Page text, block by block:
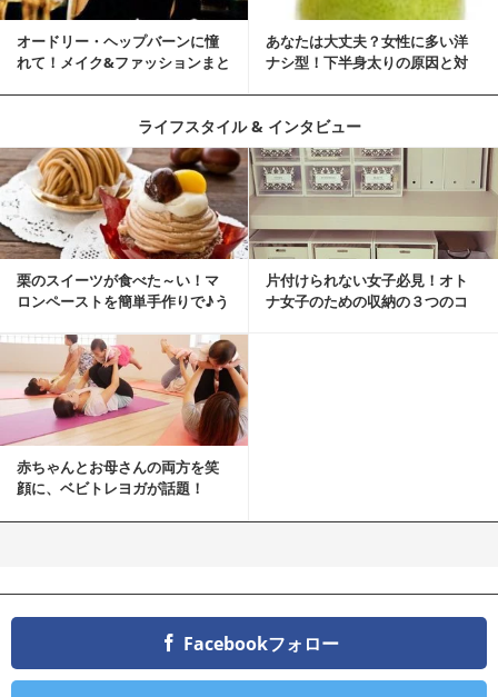
オードリー・ヘップバーンに憧
れて！メイク&ファッションまと
あなたは大丈夫？女性に多い洋
ナシ型！下半身太りの原因と対
ライフスタイル & インタビュー
栗のスイーツが食べた～い！マ
ロンペーストを簡単手作りで♪う
片付けられない女子必見！オト
ナ女子のための収納の３つのコ
赤ちゃんとお母さんの両方を笑
顔に、ベビトレヨガが話題！
Facebookフォロー